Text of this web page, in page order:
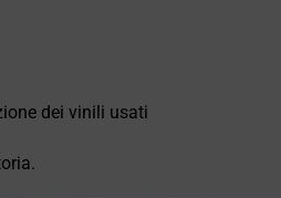
dei vinili usati